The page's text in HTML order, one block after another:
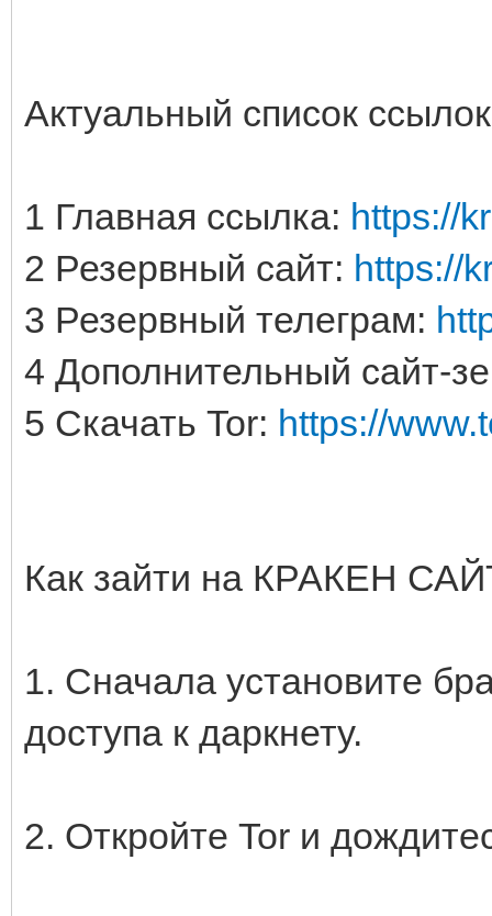
Актуальный список
1 Главная ссылка: https://
2 Резервный сайт: https://
3 Резервный телеграм:
4 Дополнительный сайт-
5 Скачать Tor: https://
Как зайти на КРАКЕН
1. Сначала установите
доступа к даркнету.
2. Откройте Tor и